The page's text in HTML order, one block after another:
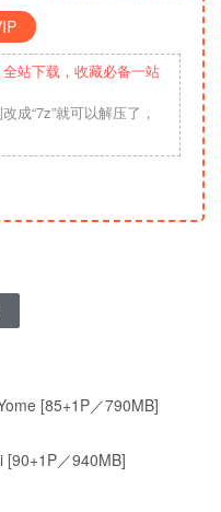
站下载，收藏必备一站
成“7z”就可以解压了，
[85+1P／790MB]
[90+1P／940MB]